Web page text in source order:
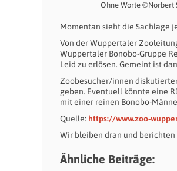
Ohne Worte ©Norbert
Momentan sieht die Sachlage
Von der Wuppertaler
Wuppertaler Bonobo-Gruppe
Leid zu erlösen. Gemeint ist
Zoobesucher/innen
geben. Eventuell könnte eine
mit einer reinen Bonobo-
Quelle: https://www.zoo-
Wir bleiben dran und
Ähnliche Beiträge: